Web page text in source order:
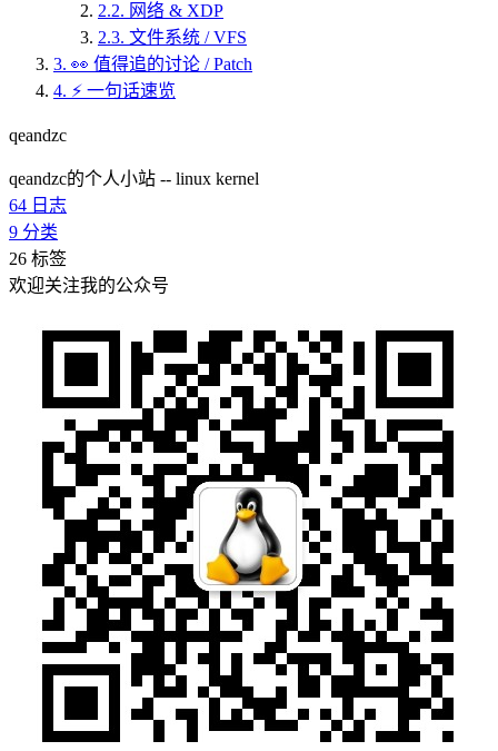
2.2. 网络 & XDP
2.3. 文件系统 / VFS
3. 👀 值得追的讨论 / Patch
4. ⚡ 一句话速览
qeandzc
qeandzc的个人小站 -- linux kernel
64 日志
9 分类
26 标签
欢迎关注我的公众号